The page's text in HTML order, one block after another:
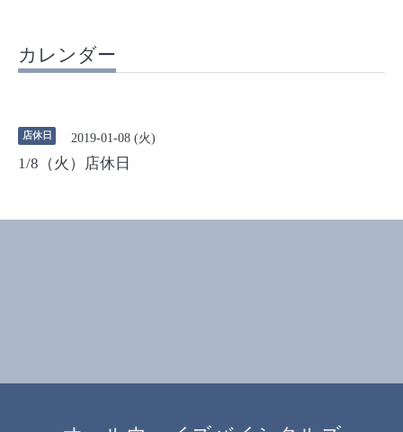
カレンダー
店休日 2019-01-08 (火)
1/8（火）店休日